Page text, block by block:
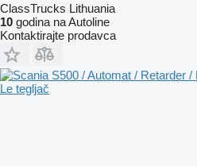
ClassTrucks Lithuania
10 godina na Autoline
Kontaktirajte prodavca